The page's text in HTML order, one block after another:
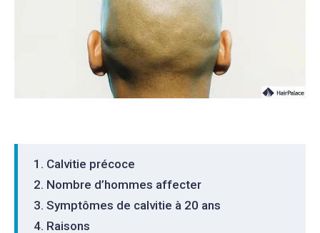
Calvitie précoce
Nombre d’hommes affecter
Symptômes de calvitie à 20 ans
Raisons